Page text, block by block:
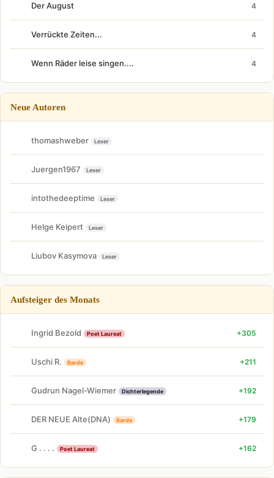
Der August 4
Verrückte Zeiten... 4
Wenn Räder leise singen.... 4
Neue Autoren
thomashweber Leser
Juergen1967 Leser
intothedeeptime Leser
Helge Keipert Leser
Liubov Kasymova Leser
Aufsteiger des Monats
Ingrid Bezold Poet Laureat +305
Uschi R. Barde +211
Gudrun Nagel-Wiemer Dichterlegende +192
DER NEUE Alte(DNA) Barde +179
G . . . . Poet Laureat +162